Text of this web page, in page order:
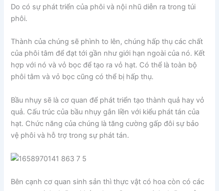
Do có sự phát triển của phôi và nội nhũ diễn ra trong túi
phôi.
Thành của chúng sẽ phình to lên, chúng hấp thụ các chất
của phôi tâm để đạt tới gần như giới hạn ngoài của nó. Kết
hợp với nó và vỏ bọc để tạo ra vỏ hạt. Có thể là toàn bộ
phôi tâm và vỏ bọc cũng có thể bị hấp thụ.
Bầu nhụy sẽ là cơ quan để phát triển tạo thành quả hay vỏ
quả. Cấu trúc của bầu nhụy gắn liền với kiểu phát tán của
hạt. Chức năng của chúng là tăng cường gấp đôi sự bảo
vệ phôi và hỗ trợ trong sự phát tán.
Bên cạnh cơ quan sinh sản thì thực vật có hoa còn có các